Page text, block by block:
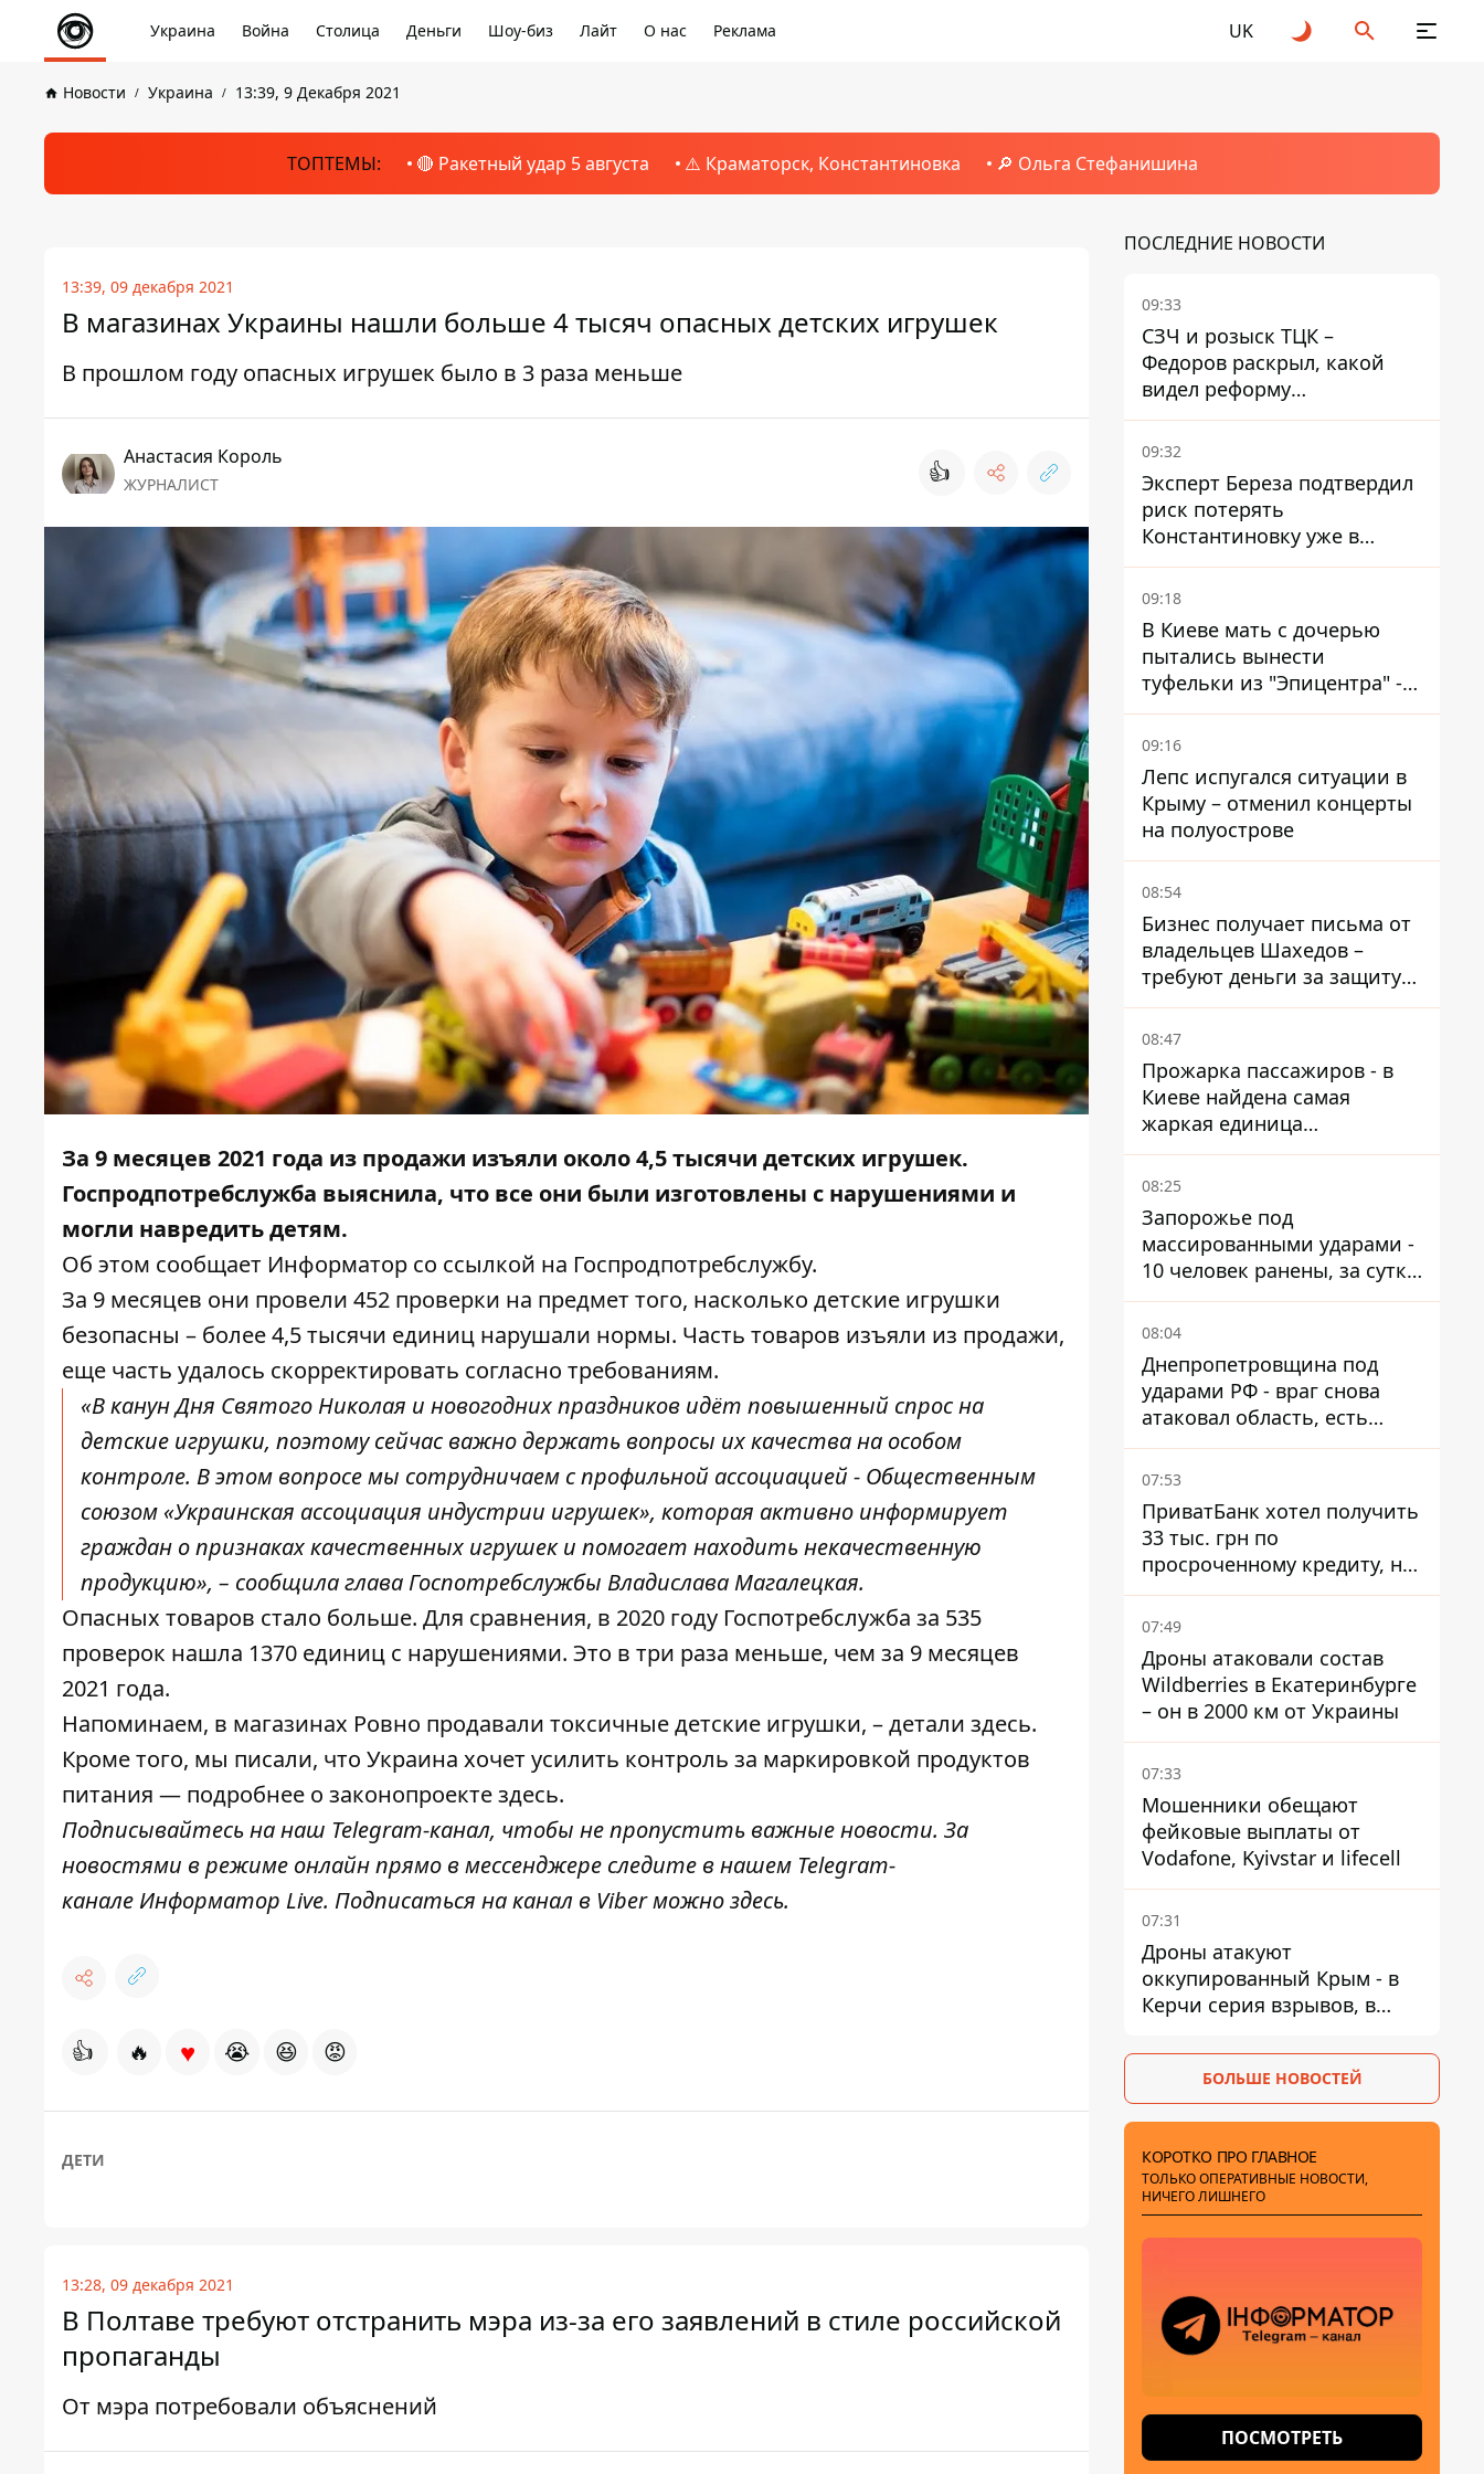
Украина Война Столица Деньги Шоу-биз Лайт О нас Реклама UK
Новости Украина 13:39, 9 Декабря 2021
ТОПТЕМЫ: 🔴 Ракетный удар 5 августа ⚠️ Краматорск, Константиновка 🔎 Ольга Стефанишина
13:39, 09 декабря 2021
В магазинах Украины нашли больше 4 тысяч опасных детских игрушек
В прошлом году опасных игрушек было в 3 раза меньше
Анастасия Король
ЖУРНАЛИСТ 👍
За 9 месяцев 2021 года из продажи изъяли около 4,5 тысячи детских игрушек.
Госпродпотребслужба выяснила, что все они были изготовлены с нарушениями и
могли навредить детям.
Об этом сообщает Информатор со ссылкой на Госпродпотребслужбу.
За 9 месяцев они провели 452 проверки на предмет того, насколько детские игрушки
безопасны – более 4,5 тысячи единиц нарушали нормы. Часть товаров изъяли из продажи,
еще часть удалось скорректировать согласно требованиям.
«В канун Дня Святого Николая и новогодних праздников идёт повышенный спрос на
детские игрушки, поэтому сейчас важно держать вопросы их качества на особом
контроле. В этом вопросе мы сотрудничаем с профильной ассоциацией - Общественным
союзом «Украинская ассоциация индустрии игрушек», которая активно информирует
граждан о признаках качественных игрушек и помогает находить некачественную
продукцию», – сообщила глава Госпотребслужбы Владислава Магалецкая.
Опасных товаров стало больше. Для сравнения, в 2020 году Госпотребслужба за 535
проверок нашла 1370 единиц с нарушениями. Это в три раза меньше, чем за 9 месяцев
2021 года.
Напоминаем, в магазинах Ровно продавали токсичные детские игрушки, – детали здесь.
Кроме того, мы писали, что Украина хочет усилить контроль за маркировкой продуктов
питания — подробнее о законопроектездесь.
Подписывайтесь на наш Telegram-канал, чтобы не пропустить важные новости. За
новостями в режиме онлайн прямо в мессенджере следите в нашем Telegram-
канале Информатор Live. Подписаться на канал в Viber можноздесь.
👍 🔥 ♥ 😭 😆 😡
ДЕТИ
13:28, 09 декабря 2021
В Полтаве требуют отстранить мэра из-за его заявлений в стиле российской
пропаганды
От мэра потребовали объяснений
ПОСЛЕДНИЕ НОВОСТИ
09:33
СЗЧ и розыск ТЦК –
Федоров раскрыл, какой
видел реформу
мобилизации
09:32
Эксперт Береза ​​подтвердил
риск потерять
Константиновку уже в
ближайшие месяцы
09:18
В Киеве мать с дочерью
пытались вынести
туфельки из "Эпицентра" -
суд вынес приговор
09:16
Лепс испугался ситуации в
Крыму – отменил концерты
на полуострове
08:54
Бизнес получает письма от
владельцев Шахедов –
требуют деньги за защиту
от атак
08:47
Прожарка пассажиров - в
Киеве найдена самая
жаркая единица
общественного транспорта
08:25
Запорожье под
массированными ударами -
10 человек ранены, за сутки
тысячи атак
08:04
Днепропетровщина под
ударами РФ - враг снова
атаковал область, есть
разрушения и пожары
07:53
ПриватБанк хотел получить
33 тыс. грн по
просроченному кредиту, но
суд взыскал с должницы
только 22 тыс. грн
07:49
Дроны атаковали состав
Wildberries в Екатеринбурге
– он в 2000 км от Украины
07:33
Мошенники обещают
фейковые выплаты от
Vodafone, Kyivstar и lifecell
07:31
Дроны атакуют
оккупированный Крым - в
Керчи серия взрывов, в
БОЛЬШЕ НОВОСТЕЙ
КОРОТКО ПРО ГЛАВНОЕ
ТОЛЬКО ОПЕРАТИВНЫЕ НОВОСТИ,
НИЧЕГО ЛИШНЕГО
ПОСМОТРЕТЬ